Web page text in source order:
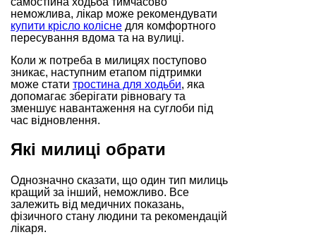
неможлива, лікар може рекомендувати
купити крісло колісне для комфортного
пересування вдома та на вулиці.
Коли ж потреба в милицях поступово
зникає, наступним етапом підтримки
може стати тростина для ходьби, яка
допомагає зберігати рівновагу та
зменшує навантаження на суглоби під
час відновлення.
Які милиці обрати
Однозначно сказати, що один тип милиць
кращий за інший, неможливо. Все
залежить від медичних показань,
фізичного стану людини та рекомендацій
лікаря.